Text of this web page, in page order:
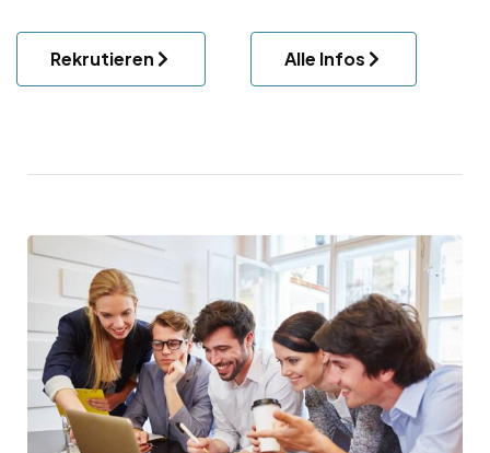
Rekrutieren Alle Infos